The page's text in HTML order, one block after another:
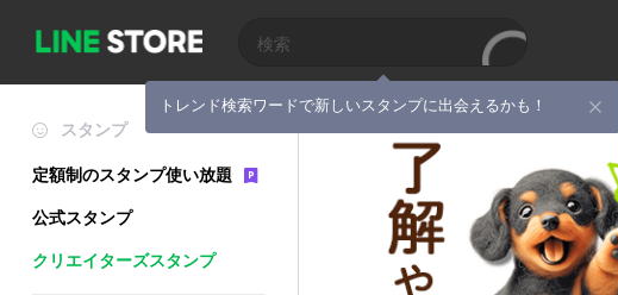
トレンド検索ワードで新しいスタンプに出会えるかも！
スタンプ
定額制のスタンプ使い放題
公式スタンプ
クリエイターズスタンプ